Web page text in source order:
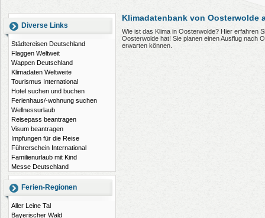
Diverse Links
Städtereisen Deutschland
Flaggen Weltweit
Wappen Deutschland
Klimadaten Weltweite
Tourismus International
Hotel suchen und buchen
Ferienhaus/-wohnung suchen
Wellnessurlaub
Reisepass beantragen
Visum beantragen
Impfungen für die Reise
Führerschein International
Familienurlaub mit Kind
Messe Deutschland
Ferien-Regionen
Aller Leine Tal
Bayerischer Wald
Klimadatenbank von Oosterwolde
Wie ist das Klima in Oosterwolde? Hier erfahren
Oosterwolde hat! Sie planen einen Ausflug nach
erwarten können.